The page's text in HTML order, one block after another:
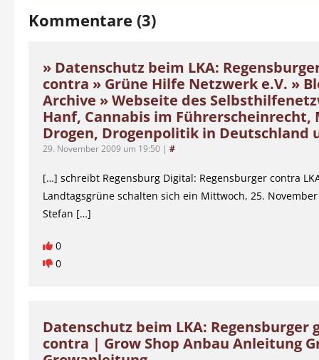
Kommentare (3)
» Datenschutz beim LKA:
contra » Grüne Hilfe Netzwerk e.V. »
Archive » Webseite des
Hanf, Cannabis im Führerscheinrecht,
Drogen, Drogenpolitik in Deutschland
29. November 2009 um 19:50 | #
[…] schreibt Regensburg Digital: Regensburger contra
Landtagsgrüne schalten sich ein Mittwoch, 25. November
Stefan […]
0
0
Datenschutz beim LKA: Regensburger
contra | Grow Shop Anbau Anleitung